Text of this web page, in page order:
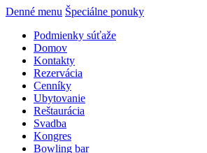
Denné menu Špeciálne ponuky
Podmienky súťaže
Domov
Kontakty
Rezervácia
Cenníky
Ubytovanie
Reštaurácia
Svadba
Kongres
Bowling bar